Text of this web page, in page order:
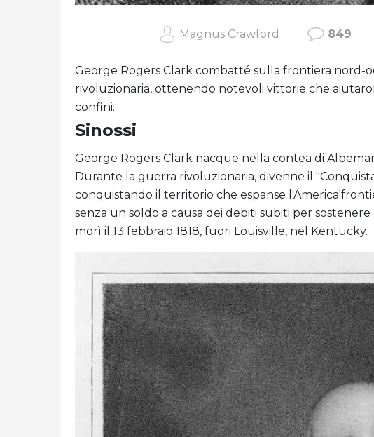
Magnus Crawford 849
George Rogers Clark combatté sulla frontiera nord-
rivoluzionaria, ottenendo notevoli vittorie che
confini.
Sinossi
George Rogers Clark nacque nella contea di
Durante la guerra rivoluzionaria, divenne il
conquistando il territorio che espanse
senza un soldo a causa dei debiti subiti per
morì il 13 febbraio 1818, fuori Louisville, nel Kentucky.